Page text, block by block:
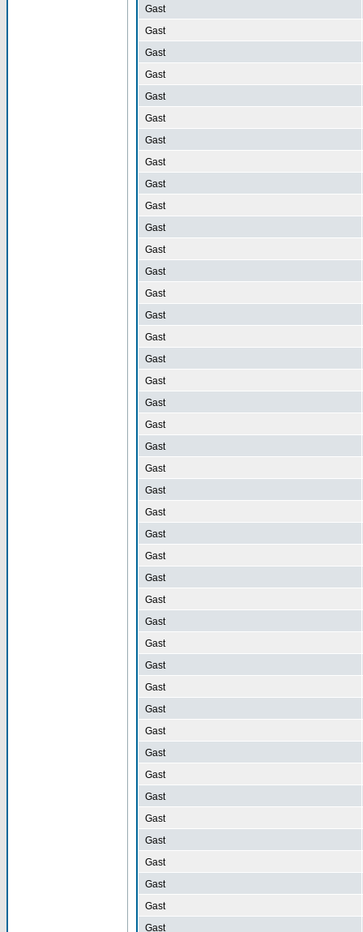
Gast
Gast
Gast
Gast
Gast
Gast
Gast
Gast
Gast
Gast
Gast
Gast
Gast
Gast
Gast
Gast
Gast
Gast
Gast
Gast
Gast
Gast
Gast
Gast
Gast
Gast
Gast
Gast
Gast
Gast
Gast
Gast
Gast
Gast
Gast
Gast
Gast
Gast
Gast
Gast
Gast
Gast
Gast